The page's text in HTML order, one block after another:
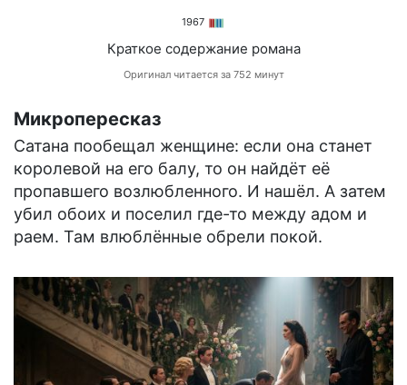
1967
Краткое содержание романа
Оригинал читается за 752 минут
Микропересказ
Сатана пообещал женщине: если она станет
королевой на его балу, то он найдёт её
пропавшего возлюбленного. И нашёл. А затем
убил обоих и поселил где-то между адом и
раем. Там влюблённые обрели покой.